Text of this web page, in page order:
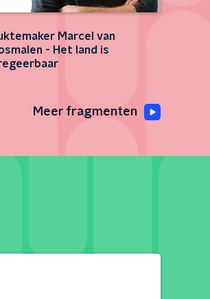
Marcel van
- Het land is
Meer fragmenten